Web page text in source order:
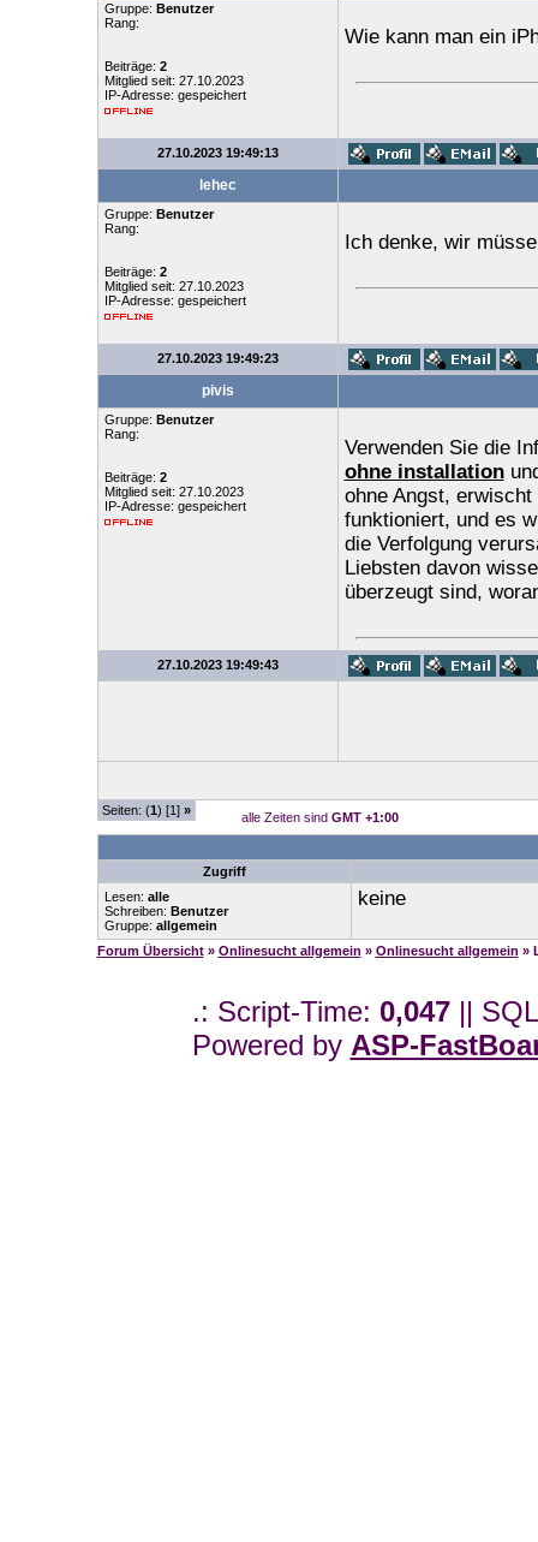
Gruppe: Benutzer
Rang:
Beiträge: 2
Mitglied seit: 27.10.2023
IP-Adresse: gespeichert
Wie kann man ein
27.10.2023 19:49:13
lehec
Gruppe: Benutzer
Rang:
Beiträge: 2
Mitglied seit: 27.10.2023
IP-Adresse: gespeichert
Ich denke, wir
27.10.2023 19:49:23
pivis
Gruppe: Benutzer
Rang:
Beiträge: 2
Mitglied seit: 27.10.2023
IP-Adresse: gespeichert
Verwenden Sie die
ohne installation
ohne Angst,
funktioniert, und es
die Verfolgung
Liebsten davon
überzeugt sind,
27.10.2023 19:49:43
Seiten: (1) [1] » alle Zeiten sind GMT +1:00
Zugriff
Lesen: alle
Schreiben: Benutzer
Gruppe: allgemein
keine
Forum Übersicht » Onlinesucht allgemein » Onlinesucht allgemein »
.: Script-Time: 0,047||
Powered by ASP-